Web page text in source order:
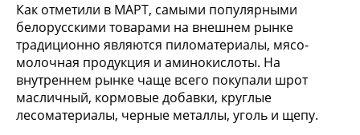
Как отметили в МАРТ, самыми популярными
белорусскими товарами на внешнем рынке
традиционно являются пиломатериалы, мясо-
молочная продукция и аминокислоты. На
внутреннем рынке чаще всего покупали шрот
масличный, кормовые добавки, круглые
лесоматериалы, черные металлы, уголь и щепу.